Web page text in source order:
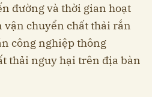
đường và thời gian hoạt
vận chuyển chất thải rắn
công nghiệp thông
thải nguy hại trên địa bàn